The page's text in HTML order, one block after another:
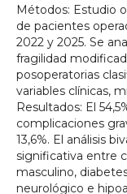
Métodos: Estudio
de pacientes
2022 y 2025. Se
fragilidad
posoperatorias
variables clínicas,
Resultados: El
complicaciones
13,6%. El análisis
significativa entre
masculino,
neurológico e